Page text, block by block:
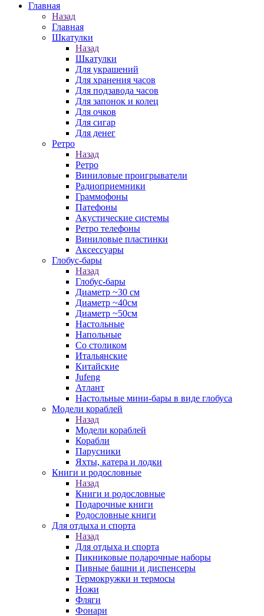
Главная
Назад
Главная
Шкатулки
Назад
Шкатулки
Для украшений
Для хранения часов
Для подзавода часов
Для запонок и колец
Для очков
Для сигар
Для денег
Ретро
Назад
Ретро
Виниловые проигрыватели
Радиоприемники
Граммофоны
Патефоны
Акустические системы
Ретро телефоны
Виниловые пластинки
Аксессуары
Глобус-бары
Назад
Глобус-бары
Диаметр ~30 см
Диаметр ~40см
Диаметр ~50см
Настольные
Напольные
Со столиком
Итальянские
Китайские
Jufeng
Атлант
Настольные мини-бары в виде глобуса
Модели кораблей
Назад
Модели кораблей
Корабли
Парусники
Яхты, катера и лодки
Книги и родословные
Назад
Книги и родословные
Подарочные книги
Родословные книги
Для отдыха и спорта
Назад
Для отдыха и спорта
Пикниковые подарочные наборы
Пивные башни и диспенсеры
Термокружки и термосы
Ножи
Фляги
Фонари